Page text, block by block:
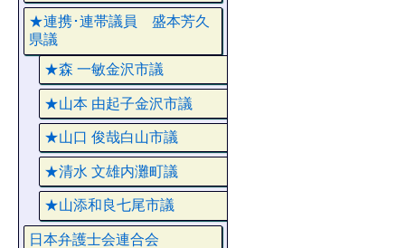
★連携･連帯議員 盛本芳久
県議
★森 一敏金沢市議
★山本 由起子金沢市議
★山口 俊哉白山市議
★清水 文雄内灘町議
★山添和良七尾市議
日本弁護士会連合会